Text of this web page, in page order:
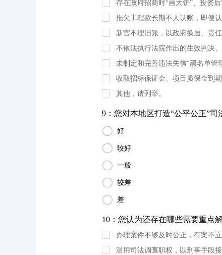
存在政府招商时“画大饼”、投资后
拖欠工程款长期不人认账，即便
新官不理旧账，以政府换届、责
不依法执行法院作出的生效判决
未制定和完善违法失信“黑名单管
收取招标保证金、项目质保金到期
其他，请列举。
9：您对本地区打造“公平公正”司
 好
 较好
 一般
 较差
 差
10：您认为还存在哪些需要重点
办理案件不够及时公正，有案不
滥用司法调查职权，以刑事手段